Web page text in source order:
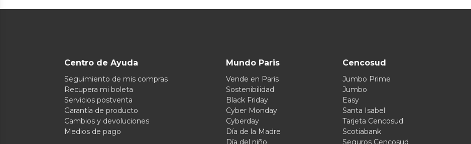
Centro de Ayuda
Seguimiento de mis compras
Recupera mi boleta
Servicios postventa
Garantía de producto
Cambios y devoluciones
Medios de pago
Mundo Paris
Vende en Paris
Sostenibilidad
Black Friday
Cyber Monday
Cyberday
Día de la Madre
Día del niño
Cencosud
Jumbo Prime
Jumbo
Easy
Santa Isabel
Tarjeta Cencosud
Scotiabank
Seguros Cencosud